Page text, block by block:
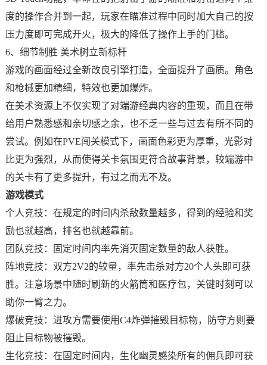
度的操作合并到一起，玩家在瞄准过程中同时加大自己的按
压力度即可完成开火，极大的降低了操作上手的门槛。
6、细节制胜 美术树立新标杆
游戏的画面经过全新改良引擎打造，全面提升了画质。角色
和枪械更加精细，特效也更加爆炸。
在美术资源上不仅实现了对端游经典内容的重现，而且在带
给用户熟悉感和亲切感之余，也不乏一些与过去有所不同的
尝试。例如在PVE闯关模式下，画面色彩更为厚重，光影对
比更为强烈，从而使得关卡氛围更符合故事背景，较端游中
的关卡有了更多提升，有过之而无不及。
游戏模式
个人竞技：在规定的时间内杀敌数量越多，得到的经验和奖
励也就越高，排名也就越靠前。
团队竞技：固定时间内率先消灭固定数量的敌人获胜。
阵地竞技：双方2V2的较量，率先击杀对方20个人头即可获
胜。注意场景中随时刷新的火箭筒和医疗包，关键时刻可以
助你一臂之力。
爆破竞技：进攻方需要使用C4炸弹摧毁目标物，防守方则要
阻止目标物被摧毁。
生化竞技：在固定时间内，生化幽灵感染所有的佣兵即可获